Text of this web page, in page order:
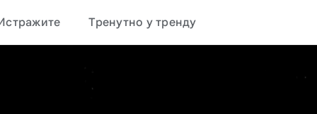
Тренутно у тренду